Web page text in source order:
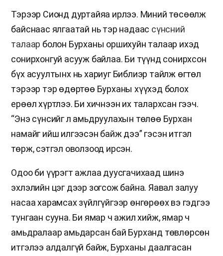
Тэрээр Сионд дуртайяа ирлээ. Миний төсөөлж
байснаас ялгаатай нь тэр надаас сүнсний
талаар болон Бурханы оршихуйн талаар ихэд
сонирхонгуй асууж байлаа. Би түүнд сонирхсон
бүх асуултынх нь хариуг Библиэр тайлж өгтөл
тэрээр тэр өдөртөө Бурханы хүүхэд болох
ерөөл хүртлээ. Би хичнээн их талархсан гээч.
“Энэ сүнсийг л амьдруулахын төлөө Бурхан
намайг ийш илгээсэн байж дээ” гэсэн итгэл
төрж, сэтгэл оволзоод ирсэн.
Одоо би үүрэгт ажлаа дуусгачихаад шинэ
эхлэлийн цэг дээр зогсож байна. Яавал залуу
насаа харамсах зүйлгүйгээр өнгөрөөх вэ гэдгээ
тунгаан сууна. Би ямар ч ажил хийж, ямар ч
амьдралаар амьдарсан бай Бурханд төвлөрсөн
итгэлээ алдалгүй байж, Бурханы даалгасан